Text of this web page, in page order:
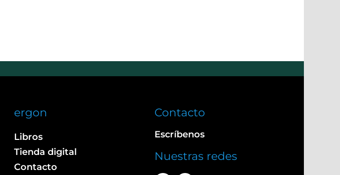
ergon
Libros
Tienda digital
Contacto
Contacto
Escríbenos
Nuestras redes